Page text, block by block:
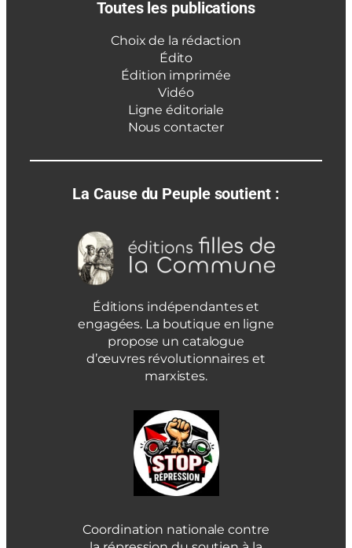
Toutes les publications
Choix de la rédaction
Édito
Édition imprimée
Vidéo
Ligne éditoriale
Nous contacter
La Cause du Peuple soutient :
Éditions indépendantes et
engagées. La boutique en ligne
propose un catalogue
d’œuvres révolutionnaires et
marxistes.
Coordination nationale contre